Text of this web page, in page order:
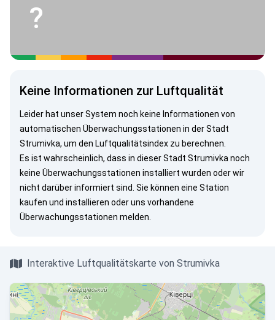
?
Keine Informationen zur Luftqualität
Leider hat unser System noch keine Informationen von
automatischen Überwachungsstationen in der Stadt
Strumivka, um den Luftqualitätsindex zu berechnen.
Es ist wahrscheinlich, dass in dieser Stadt Strumivka noch
keine Überwachungsstationen installiert wurden oder wir
nicht darüber informiert sind. Sie können eine Station
kaufen und installieren oder uns vorhandene
Überwachungsstationen melden.
Interaktive Luftqualitätskarte von Strumivka